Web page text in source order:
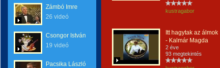
Zámbó Imre
26 videó
Csongor István
19 videó
Pacsika László
kustragabor
Itt hagytak az álmok
- Kalmár Magda
2 éve
93 megtekintés